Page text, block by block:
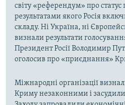
світу «референдум» про статус
результатами якого Росія
складу. Ні Україна, ні
визнали результати
Президент Росії Володимир
оголосив про «приєднання»
Міжнародні організації
Криму незаконними і засудили